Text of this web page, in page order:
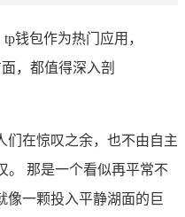
钱包作为热门应用，
，都值得深入剖
们在惊叹之余，也不由自主
。 那是一个看似再平常不
像一颗投入平静湖面的巨